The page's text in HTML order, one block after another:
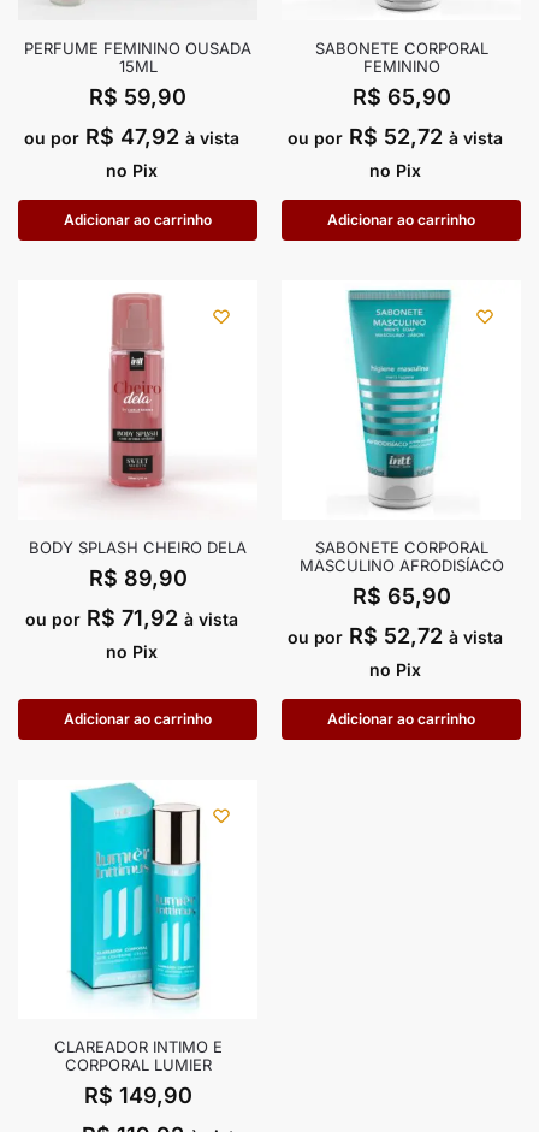
PERFUME FEMININO OUSADA
15ML
R$ 59,90
ou por R$ 47,92 à vista
no Pix
Adicionar ao carrinho
SABONETE CORPORAL
FEMININO
R$ 65,90
ou por R$ 52,72 à vista
no Pix
Adicionar ao carrinho
BODY SPLASH CHEIRO DELA
R$ 89,90
ou por R$ 71,92 à vista
no Pix
Adicionar ao carrinho
SABONETE CORPORAL
MASCULINO AFRODISÍACO
R$ 65,90
ou por R$ 52,72 à vista
no Pix
Adicionar ao carrinho
CLAREADOR INTIMO E
CORPORAL LUMIER
R$ 149,90